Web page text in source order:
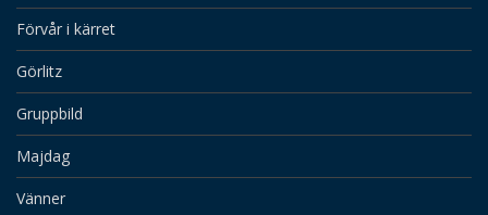
Förvår i kärret
Görlitz
Gruppbild
Majdag
Vänner